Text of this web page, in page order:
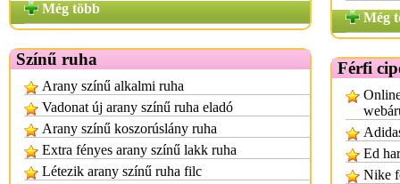
Még több
Színű ruha
Arany színű alkalmi ruha
Vadonat új arany színű ruha eladó
Arany színű koszorúslány ruha
Extra fényes arany színű lakk ruha
Létezik arany színű ruha filc
Még
Férfi
Ed
Nike